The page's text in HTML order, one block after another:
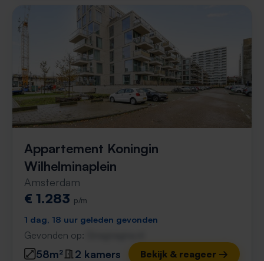
Appartement Koningin
Wilhelminaplein
Amsterdam
€ 1.283 p/m
1 dag, 18 uur geleden gevonden
Gevonden op:
58m² 2 kamers Bekijk & reageer →